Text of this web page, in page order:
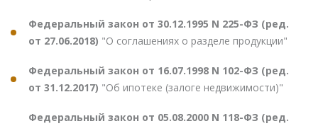
Федеральный закон от 30.12.1995 N 225-ФЗ (ред.
от 27.06.2018) "О соглашениях о разделе продукции"
Федеральный закон от 16.07.1998 N 102-ФЗ (ред.
от 31.12.2017) "Об ипотеке (залоге недвижимости)"
Федеральный закон от 05.08.2000 N 118-ФЗ (ред.